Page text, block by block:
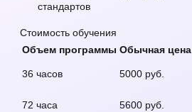
стандартов
Стоимость обучения
Объем программы Обычная цена
36 часов 5000 руб.
72 часа 5600 руб.